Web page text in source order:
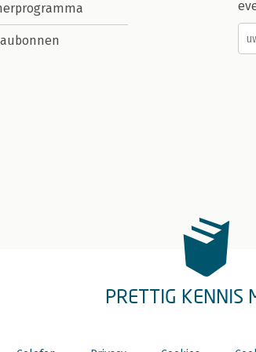
PRETTIG KENNIS